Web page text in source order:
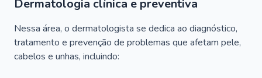
Dermatologia clínica e preventiva
Nessa área, o dermatologista se dedica ao diagnóstico,
tratamento e prevenção de problemas que afetam pele,
cabelos e unhas, incluindo: